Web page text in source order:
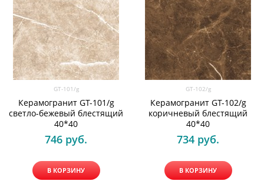
GT-101/g
Керамогранит GT-101/g
светло-бежевый блестящий
40*40
746 руб.
В КОРЗИНУ
GT-102/g
Керамогранит GT-102/g
коричневый блестящий
40*40
734 руб.
В КОРЗИНУ